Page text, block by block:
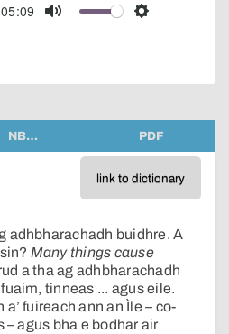
05:09
Mute Settings
NB… PDF
link to dictionary
adhbharachadh buidhre. A
Many things cause
a tha ag adhbharachadh
tinneas ... agus eile.
fuireach ann an Ìle – co-
agus bha e bodhar air